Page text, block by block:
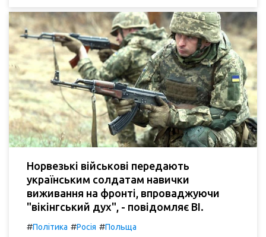
Норвезькі військові передають
українським солдатам навички
виживання на фронті, впроваджуючи
"вікінгський дух", - повідомляє BI.
#Політика #Росія #Польща